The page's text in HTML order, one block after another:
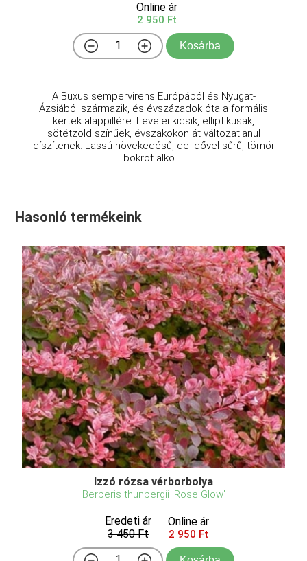
Online ár
2 950 Ft
Kosárba
A Buxus sempervirens Európából és Nyugat-
Ázsiából származik, és évszázadok óta a formális
kertek alappillére. Levelei kicsik, elliptikusak,
sötétzöld színűek, évszakokon át változatlanul
díszítenek. Lassú növekedésű, de idővel sűrű, tömör
bokrot alko ...
Hasonló termékeink
Izzó rózsa vérborbolya
Berberis thunbergii 'Rose Glow'
Eredeti ár
3 450 Ft
Online ár
2 950 Ft